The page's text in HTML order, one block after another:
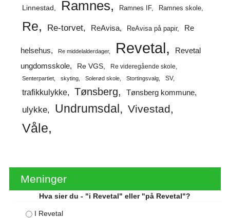
Linnestad Ramnes Ramnes IF Ramnes skole
Re Re-torvet ReAvisa ReAvisa på papir Re
helsehus Re middelalderdager Revetal
Revetal
ungdomsskole
Re VGS Re videregående skole
Senterpartiet skyting Solerød skole Stortingsvalg SV
trafikkulykke Tønsberg Tønsberg kommune
ulykke Undrumsdal Vivestad
Våle
Meninger
Hva sier du - "i Revetal" eller "på Revetal"?
I Revetal